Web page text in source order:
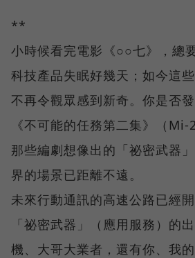
**
小時候看完電影《○○七》，總
科技產品失眠好幾天；如今這
不再令觀眾感到新奇。你是否
《不可能的任務第二集》（Mi-
那些編劇想像出的「祕密武器
界的場景已距離不遠。
未來行動通訊的高速公路已經
「祕密武器」（應用服務）的
機、大哥大業者，還有你、我